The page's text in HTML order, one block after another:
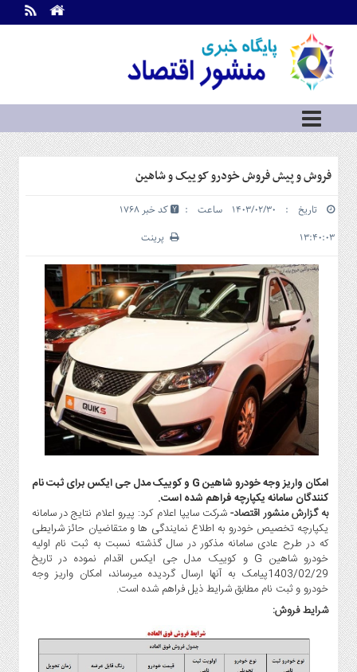
اطلاعات
تماس
ما
درباره
ما
سرویس
ها
بازار
سرمایه
و
بورس
و
شهری
گاز
و
پتروشیمی
و
خودرو
استارت
آپ
و
فن
آوری
بانک
،
بیمه
و
ارز
دیجیتال
فروش و پیش فروش خودرو کوییک و شاهین
تاریخ : ۱۴۰۳/۰۲/۳۰ ساعت :
۱۳:۴۰:۰۳
کد خبر 1768
پرینت
امکان واریز وجه خودرو شاهین G و کوییک مدل جی ایکس برای ثبت نام
کنندگان سامانه یکپارچه فراهم شده است.
به گزارش منشور اقتصاد-شرکت سایپا اعلام کرد: پیرو اعلام نتایج در سامانه
یکپارچه تخصیص خودرو به اطلاع نمایندگی ها و متقاضیان حائز شرایطی
که در طرح عادی سامانه مذکور در سال گذشته نسبت به ثبت نام اولیه
خودرو شاهین G و کوییک مدل جی ایکس اقدام نموده در تاریخ
1403/02/29پیامک به آنها ارسال گردیده میرساند، امکان واریز وجه
خودرو و ثبت نام مطابق شرایط ذیل فراهم شده است.
شرایط فروش: